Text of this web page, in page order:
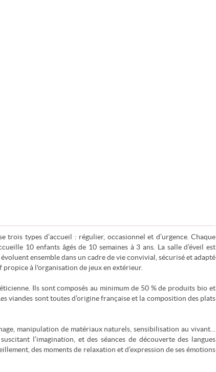
types d’accueil : régulier, occasionnel et d’urgence. Chaque
10 enfants âgés de 10 semaines à 3 ans. La salle d’éveil est
ensemble dans un cadre de vie convivial, sécurisé et adapté
à l'organisation de jeux en extérieur.
Ils sont composés au minimum de 50 % de produits bio et
viandes sont toutes d’origine française et la composition des plats
manipulation de matériaux naturels, sensibilisation au vivant…
l’imagination, et des séances de découverte des langues
des moments de relaxation et d’expression de ses émotions